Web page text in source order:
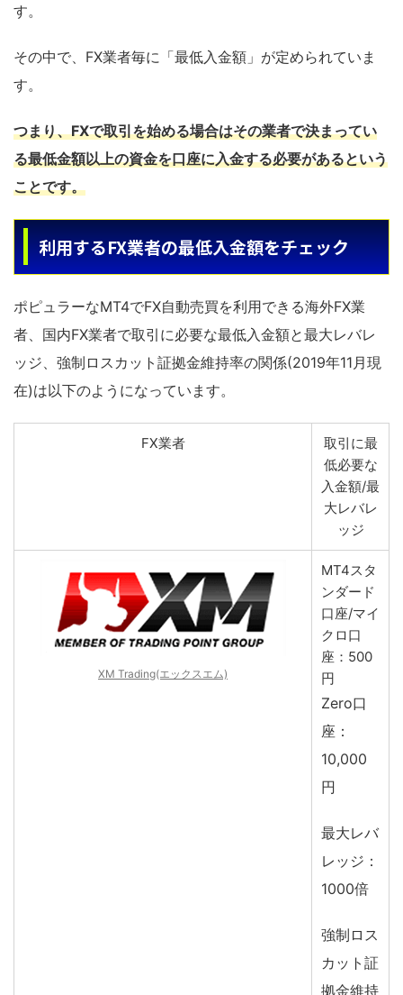
す。
その中で、FX業者毎に「最低入金額」が定められていま
す。
つまり、FXで取引を始める場合はその業者で決まってい
る最低金額以上の資金を口座に入金する必要があるという
ことです。
利用するFX業者の最低入金額をチェック
ポピュラーなMT4でFX自動売買を利用できる海外FX業
者、国内FX業者で取引に必要な最低入金額と最大レバレ
ッジ、強制ロスカット証拠金維持率の関係(2019年11月現
在)は以下のようになっています。
FX業者
取引に最
低必要な
入金額/最
大レバレ
ッジ
XM Trading(エックスエム)
MT4スタ
ンダード
口座/マイ
クロ口
座：500
円
Zero口
座：
10,000
円
最大レバ
レッジ：
1000倍
強制ロス
カット証
拠金維持